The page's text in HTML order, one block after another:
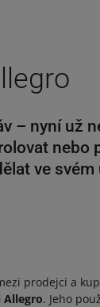
– nyní už
nebo
ve
prodejci a
. Jeho